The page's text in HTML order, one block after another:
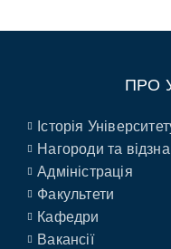
ПРО
Історія
Нагороди та
Адміністрація
Факультети
Кафедри
Вакансії